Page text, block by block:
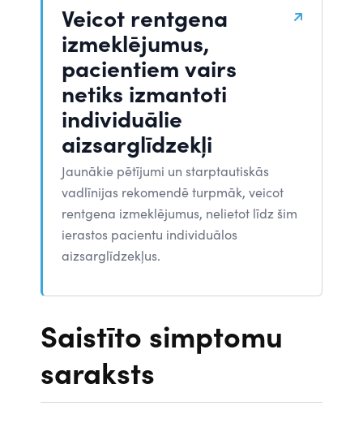
Veicot rentgena
izmeklējumus,
pacientiem vairs
netiks izmantoti
individuālie
aizsarglīdzekļi
Jaunākie pētījumi un starptautiskās
vadlīnijas rekomendē turpmāk, veicot
rentgena izmeklējumus, nelietot līdz šim
ierastos pacientu individuālos
aizsarglīdzekļus.
Saistīto simptomu
saraksts